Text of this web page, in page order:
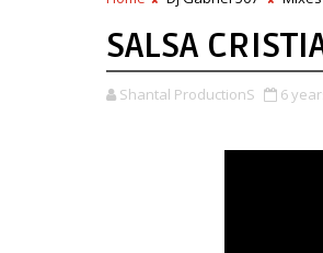
SALSA
Shantal ProductionS 6